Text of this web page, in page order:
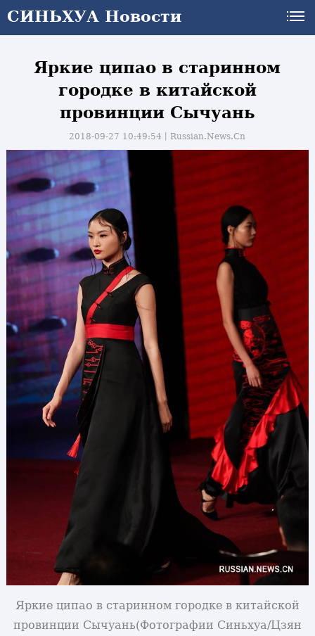
СИНЬХУА Новости
Яркие ципао в старинном
городке в китайской
провинции Сычуань
2018-09-27 10:49:54丨Russian.News.Cn
Яркие ципао в старинном городке в китайской
провинции Сычуань(Фотографии Синьхуа/Цзян